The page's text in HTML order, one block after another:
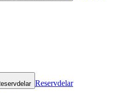
Reservdelar